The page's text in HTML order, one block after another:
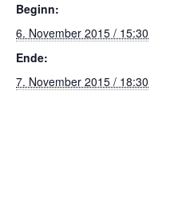
Beginn:
6. November 2015 / 15:30
Ende:
7. November 2015 / 18:30